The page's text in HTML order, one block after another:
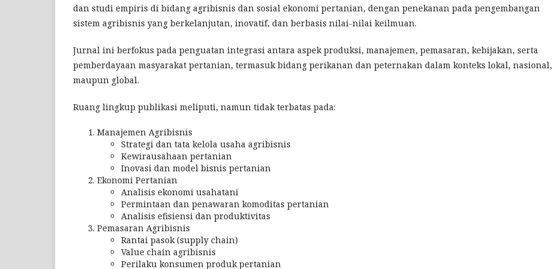
dan studi empiris di bidang agribisnis dan sosial ekonomi pertanian, dengan penekanan pada pengembangan
sistem agribisnis yang berkelanjutan, inovatif, dan berbasis nilai-nilai keilmuan.
Jurnal ini berfokus pada penguatan integrasi antara aspek produksi, manajemen, pemasaran, kebijakan, serta
pemberdayaan masyarakat pertanian, termasuk bidang perikanan dan peternakan dalam konteks lokal, nasional,
maupun global.
Ruang lingkup publikasi meliputi, namun tidak terbatas pada:
Manajemen Agribisnis
Strategi dan tata kelola usaha agribisnis
Kewirausahaan pertanian
Inovasi dan model bisnis pertanian
Ekonomi Pertanian
Analisis ekonomi usahatani
Permintaan dan penawaran komoditas pertanian
Analisis efisiensi dan produktivitas
Pemasaran Agribisnis
Rantai pasok (supply chain)
Value chain agribisnis
Perilaku konsumen produk pertanian